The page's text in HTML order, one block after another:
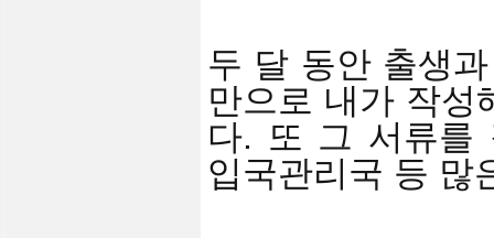
두 달 동안 출생
만으로 내가 작성
다. 또 그 서류를
입국관리국 등 많